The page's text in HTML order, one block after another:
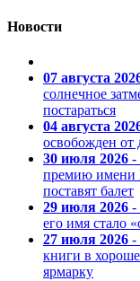
Новости
07 августа
солнечное
постараться
04 августа
освобожден
30 июля 2026 -
премию имени
поставят балет
29 июля 2026 -
его имя стало
27 июля 2026 -
книги в
ярмарку